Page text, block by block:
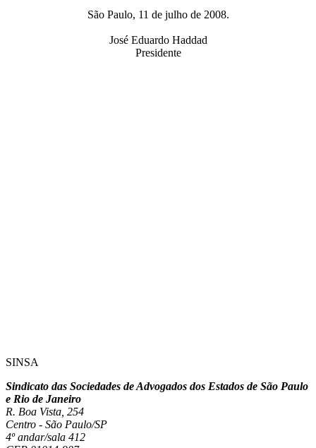
São Paulo, 11 de julho de 2008.
José Eduardo Haddad
Presidente
SINSA
Sindicato das Sociedades de Advogados dos Estados de São Paulo
e Rio de Janeiro
R. Boa Vista, 254
Centro - São Paulo/SP
4º andar/sala 412